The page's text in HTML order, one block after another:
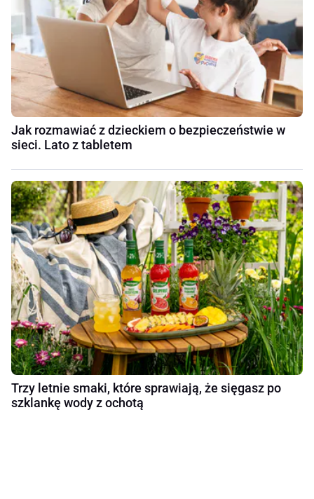
Jak rozmawiać z dzieckiem o bezpieczeństwie w
sieci. Lato z tabletem
Trzy letnie smaki, które sprawiają, że sięgasz po
szklankę wody z ochotą